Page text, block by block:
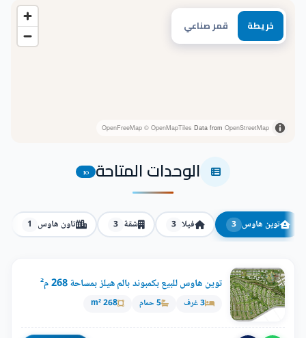
خريطة قمر صناعي
OpenFreeMap © OpenMapTiles Data from OpenStreetMap
الوحدات المتاحة 10
توين هاوس 3 فيلا 3 شقة 3 تاون هاوس 1
توين هاوس للبيع بكمبوند بالم هيلز بمساحة 268 م²
3 غرف 5 حمام 268 m²